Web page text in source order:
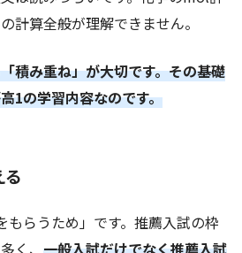
計算全般が理解できません。
積み重ね」が大切です。その基礎
1の学習内容なのです。
もらうため」です。推薦入試の枠
く、 一般入試だけでなく推薦入試